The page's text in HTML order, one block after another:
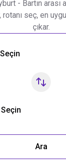
- Bartın arası
rotanı seç, en
çıkar.
Seçin
Seçin
Ara